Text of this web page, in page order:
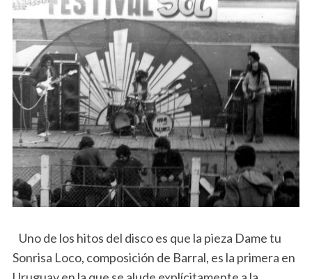
Uno de los hitos del disco es que la pieza Dame tu
Sonrisa Loco, composición de Barral, es la primera en